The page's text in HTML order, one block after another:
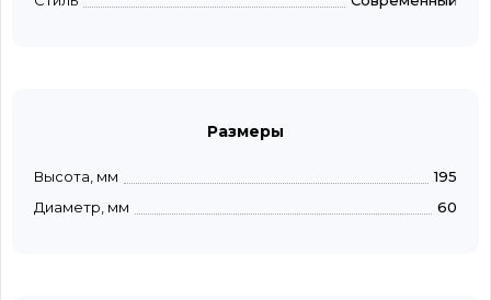
Размеры
Высота, мм
195
Диаметр, мм
60